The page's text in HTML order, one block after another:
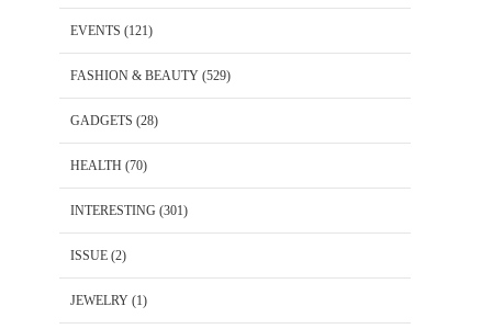
EVENTS (121)
FASHION & BEAUTY (529)
GADGETS (28)
HEALTH (70)
INTERESTING (301)
ISSUE (2)
JEWELRY (1)